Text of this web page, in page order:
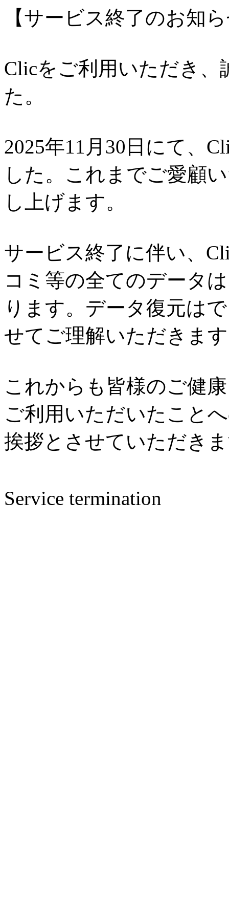
【サービス終了のお知
Clicをご利用いただき
た。
2025年11月30日にて、
した。これまでご愛顧
し上げます。
サービス終了に伴い、
コミ等の全てのデータ
ります。データ復元は
せてご理解いただきま
これからも皆様のご健
ご利用いただいたこと
挨拶とさせていただき
Service termination